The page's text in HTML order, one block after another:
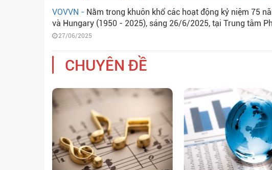
VOVVN - Nằm trong khuôn khổ các hoạt động kỷ niệm 75
và Hungary (1950 - 2025), sáng 26/6/2025, tại Trung tâm
27/06/2025
CHUYÊN ĐỀ